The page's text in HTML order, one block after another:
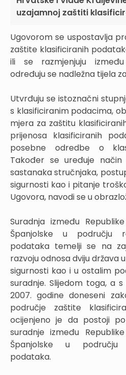
uzajamnoj zaštiti
Ugovorom se uspostavlja
zaštite klasificiranih
ili se razmjenjuju
određuju se nadležna tijela
Utvrđuju se istoznačni
s klasificiranim podacima,
mjera za zaštitu
prijenosa klasificiranih
posebne odredbe o
Također se uređuje
sastanaka stručnjaka,
sigurnosti kao i pitanje
Ugovora, navodi se u
Suradnja između
Španjolske u području
podataka temelji se na
razvoju odnosa dviju država
sigurnosti kao i u ostalim
suradnje. Slijedom toga, a
2007. godine doneseni
područje zaštite
ocijenjeno je da postoji
suradnje između
Španjolske u području
podataka.